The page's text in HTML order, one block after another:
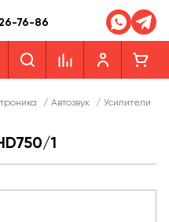
76-86
/ Автозвук / Усилители
1